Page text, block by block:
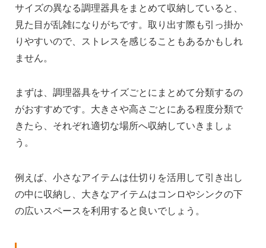
サイズの異なる調理器具をまとめて収納していると、
見た目が乱雑になりがちです。取り出す際も引っ掛か
りやすいので、ストレスを感じることもあるかもしれ
ません。
まずは、調理器具をサイズごとにまとめて分類するの
がおすすめです。大きさや高さごとにある程度分類で
きたら、それぞれ適切な場所へ収納していきましょ
う。
例えば、小さなアイテムは仕切りを活用して引き出し
の中に収納し、大きなアイテムはコンロやシンクの下
の広いスペースを利用すると良いでしょう。